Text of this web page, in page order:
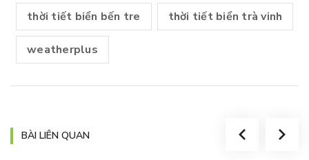
thời tiết biển bến tre thời tiết biển trà vinh
weatherplus
BÀI LIÊN QUAN